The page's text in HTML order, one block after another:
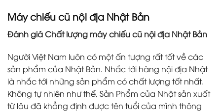
Máy chiếu cũ nội địa Nhật Bản
Đánh giá Chất lượng máy chiếu cũ nội địa Nhật Bản
Người Việt Nam luôn có một ấn tượng rất tốt về các
sản phẩm của Nhật Bản. Nhắc tới hàng nội địa Nhật
là nhắc tới những sản phẩm có chất lượng tốt nhất.
Không tự nhiên như thế, Sản Phẩm của Nhật sản xuất
từ lâu đã khẳng định được tên tuổi của mình thông